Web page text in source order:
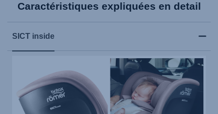
Caractéristiques expliquées en detail
SICT inside